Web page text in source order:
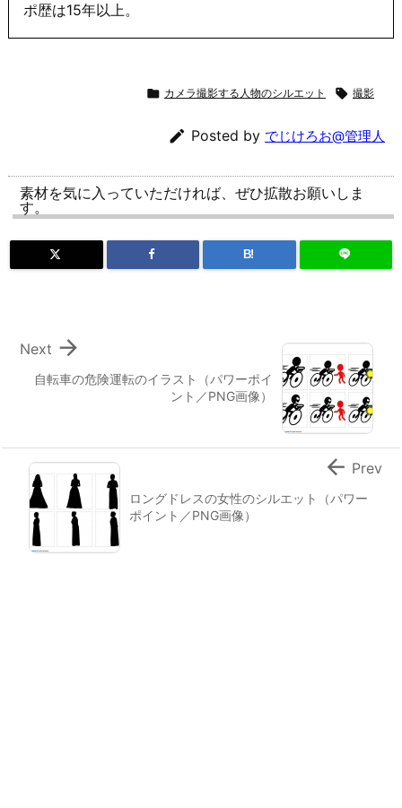
ポ歴は15年以上。
 カメラ撮影する人物のシルエット  撮影
 Posted by でじけろお@管理人
素材を気に入っていただければ、ぜひ拡散お願いしま
す。
B!
自転車の危険運転のイラスト（パワーポイ
ント／PNG画像）

Next
ロングドレスの女性のシルエット（パワー
ポイント／PNG画像）
 Prev